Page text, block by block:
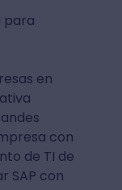
para
en
con
de TI de
SAP con